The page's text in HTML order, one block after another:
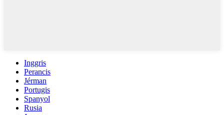
Inggris
Perancis
Jérman
Portugis
Spanyol
Rusia